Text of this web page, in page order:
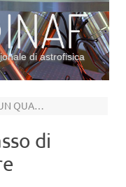
di astrofisica
CINEMATICA DELLE NUBI DI GAS DI UN QUASAR IN TRE DIMENSIONI CON MOKA 3D
di